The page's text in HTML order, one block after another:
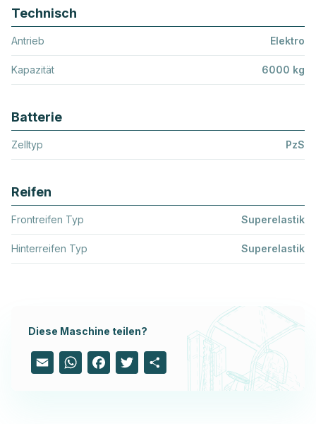
Technisch
Antrieb Elektro
Kapazität 6000 kg
Batterie
Zelltyp PzS
Reifen
Frontreifen Typ Superelastik
Hinterreifen Typ Superelastik
Diese Maschine teilen?
Email WhatsAppFacebook
Twitter